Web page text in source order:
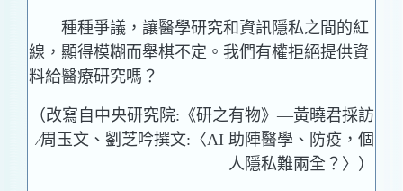
種種爭議，讓醫學研究和資訊隱私之間的紅
線，顯得模糊而舉棋不定。我們有權拒絕提供資
料給醫療研究嗎？
（改寫自中央研究院:《研之有物》―黃曉君採訪
∕周玉文、劉芝吟撰文:〈AI 助陣醫學、防疫，個
人隱私難兩全？〉）